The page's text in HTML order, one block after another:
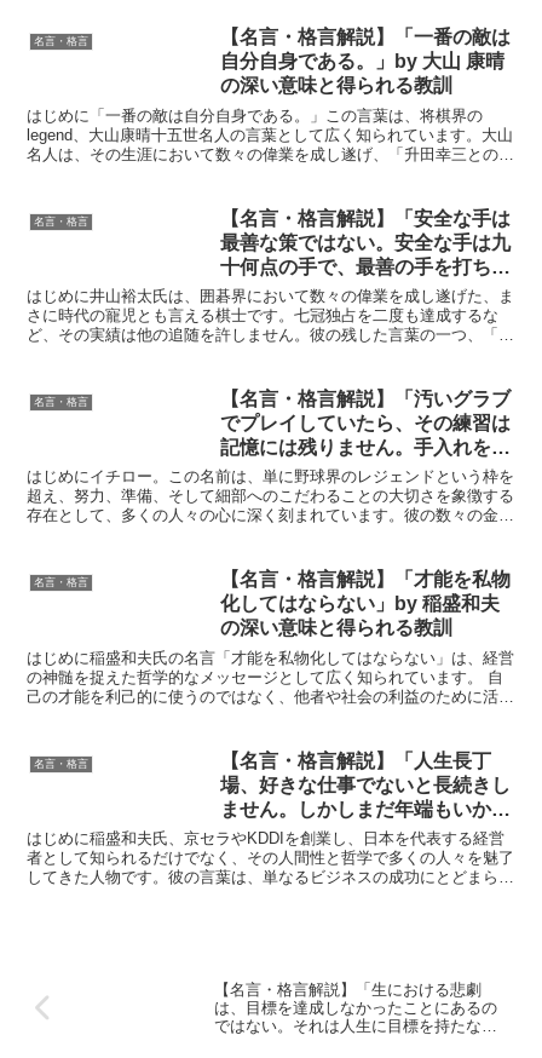
名言・格言
【名言・格言解説】「一番の敵は
自分自身である。」by 大山 康晴
の深い意味と得られる教訓
はじめに「一番の敵は自分自身である。」この言葉は、将棋界の
legend、大山康晴十五世名人の言葉として広く知られています。大山
名人は、その生涯において数々の偉業を成し遂げ、「升田幸三との名
名言・格言
【名言・格言解説】「安全な手は
最善な策ではない。安全な手は九
十何点の手で、最善の手を打ち続
けられれば、いつかは追いつか
れ、追い越される。」by 井山裕
太の深い意味と得られる教訓
はじめに井山裕太氏は、囲碁界において数々の偉業を成し遂げた、ま
さに時代の寵児とも言える棋士です。七冠独占を二度も達成するな
ど、その実績は他の追随を許しません。彼の残した言葉の一つ、「安
名言・格言
【名言・格言解説】「汚いグラブ
でプレイしていたら、その練習は
記憶には残りません。手入れをし
たグラブで練習をしたことは、体
に必ず残ります。記憶が体に残っ
てゆきます。」by イチローの深
はじめにイチロー。この名前は、単に野球界のレジェンドという枠を
超え、努力、準備、そして細部へのこだわることの大切さを象徴する
存在として、多くの人々の心に深く刻まれています。彼の数々の金言
名言・格言
【名言・格言解説】「才能を私物
化してはならない」by 稲盛和夫
の深い意味と得られる教訓
はじめに稲盛和夫氏の名言「才能を私物化してはならない」は、経営
の神髄を捉えた哲学的なメッセージとして広く知られています。 自
己の才能を利己的に使うのではなく、他者や社会の利益のために活用
名言・格言
【名言・格言解説】「人生長丁
場、好きな仕事でないと長続きし
ません。しかしまだ年端もいかな
い君が好きな仕事と思うのは、ど
んな仕事なんだい？それが本当に
好きな仕事なのかい？」by 稲盛
はじめに稲盛和夫氏、京セラやKDDIを創業し、日本を代表する経営
者として知られるだけでなく、その人間性と哲学で多くの人々を魅了
してきた人物です。彼の言葉は、単なるビジネスの成功にとどまら
【名言・格言解説】「生における悲劇
は、目標を達成しなかったことにあるの
ではない。それは人生に目標を持たなか